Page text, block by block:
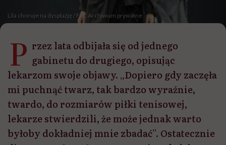
Lila choruje na dysplazję / Fot. Archiwum prywatne
P rzez lata odbijała się od jednego
gabinetu do drugiego, opisując
lekarzom swoje objawy. „Dopiero gdy zaczęła
mi puchnąć twarz, tak bardzo wyraźnie,
twardo, do rozmiarów piłki tenisowej,
lekarze stwierdzili, że może jednak warto
byłoby dokładniej mnie zbadać”. Ostatecznie